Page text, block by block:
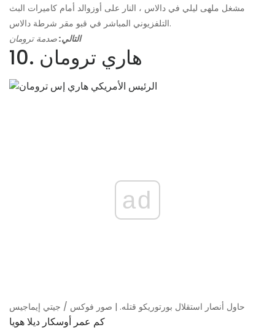
مشغل ملهى ليلي في دالاس ، النار على أوزوالد أمام كاميرات البث
التلفزيوني المباشر في قبو مقر شرطة دالاس.
التالي:صدمة ترومان
10. هاري ترومان
ad
حاول أنصار استقلال بورتوريكو قتله. | صور فوكس / جيتي إيماجيس
كم عمر أوسكار ديلا هويا